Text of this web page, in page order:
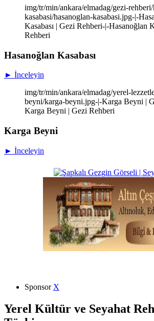
img/tr/min/ankara/elmadag/gezi-
kasabasi/hasanoglan-kasabasi.jpg-|-
Kasabası | Gezi Rehberi-|-Hasanoğlan
Rehberi
Hasanoğlan Kasabası
► İnceleyin
img/tr/min/ankara/elmadag/yerel-
beyni/karga-beyni.jpg-|-Karga Beyni |
Karga Beyni | Gezi Rehberi
Karga Beyni
► İnceleyin
Sponsor X
Yerel Kültür ve Seyahat